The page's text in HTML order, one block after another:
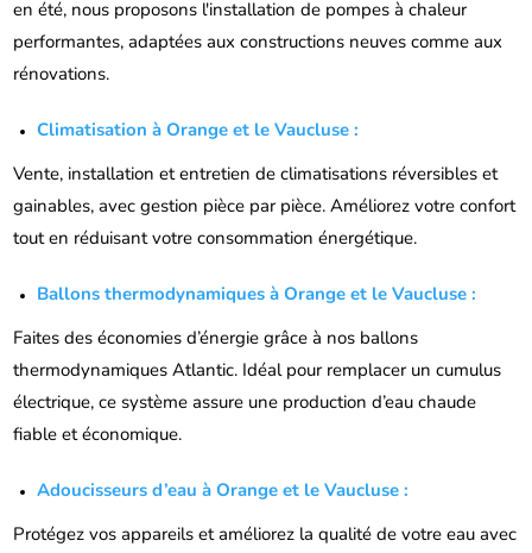
en été, nous proposons l'installation de pompes à chaleur
performantes, adaptées aux constructions neuves comme aux
rénovations.
Climatisation à Orange et le Vaucluse :
Vente, installation et entretien de climatisations réversibles et
gainables, avec gestion pièce par pièce. Améliorez votre confort
tout en réduisant votre consommation énergétique.
Ballons thermodynamiques à Orange et le Vaucluse :
Faites des économies d’énergie grâce à nos ballons
thermodynamiques Atlantic. Idéal pour remplacer un cumulus
électrique, ce système assure une production d’eau chaude
fiable et économique.
Adoucisseurs d’eau à Orange et le Vaucluse :
Protégez vos appareils et améliorez la qualité de votre eau avec